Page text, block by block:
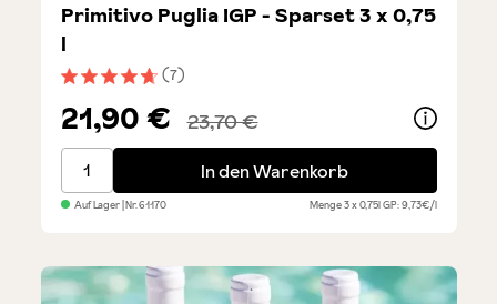
Durchschnittliche Bewertung von 4.7 von 5 Sternen
(7)
Primitivo Puglia IGP - Sparset 3 x 0,75
l
21,90 € 23,70 €
Primitivo Puglia IGP - Sparset 3 x 0,75 l
In den Warenkorb
Auf Lager| Nr.61170 Menge3 x 0,75lGP: 9,73€/l